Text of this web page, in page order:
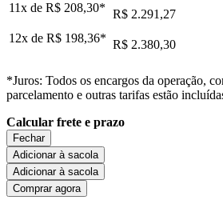
11x de R$ 208,30* R$ 2.291,27
12x de R$ 198,36* R$ 2.380,30
*Juros: Todos os encargos da operação,
parcelamento e outras tarifas estão
Calcular frete e prazo
Fechar
Adicionar à sacola
Adicionar à sacola
Comprar agora